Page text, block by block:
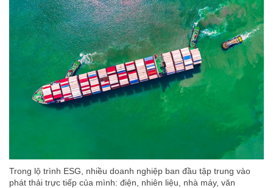
Trong lộ trình ESG, nhiều doanh nghiệp ban đầu tập trung vào
phát thải trực tiếp của mình: điện, nhiên liệu, nhà máy, văn